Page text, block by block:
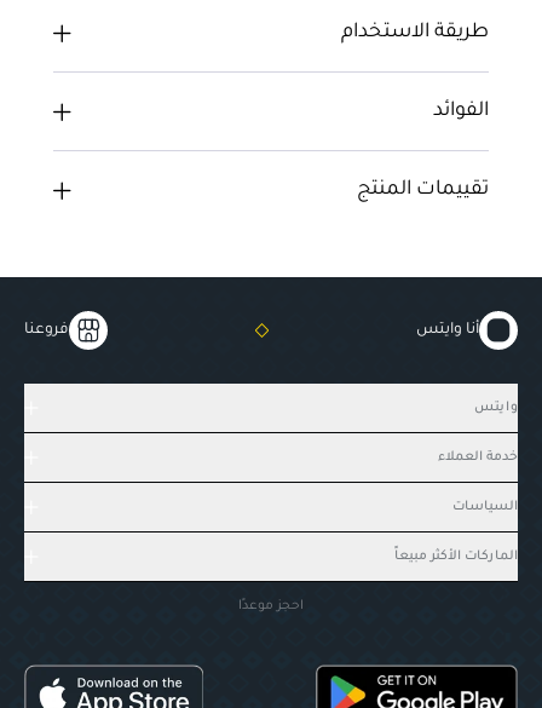
طريقة الاستخدام
الفوائد
تقييمات المنتج
أنا وايتس فروعنا
وايتس
خدمة العملاء
السياسات
الماركات الأكثر مبيعاً
احجز موعدًا